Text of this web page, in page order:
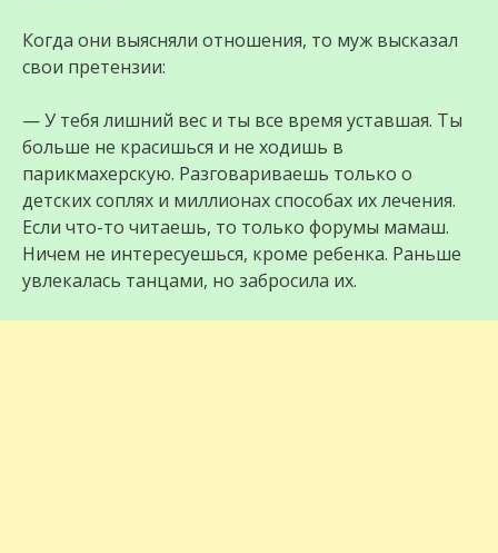
Когда они выясняли отношения, то муж высказал
свои претензии:
— У тебя лишний вес и ты все время уставшая. Ты
больше не красишься и не ходишь в
парикмахерскую. Разговариваешь только о
детских соплях и миллионах способах их лечения.
Если что-то читаешь, то только форумы мамаш.
Ничем не интересуешься, кроме ребенка. Раньше
увлекалась танцами, но забросила их.